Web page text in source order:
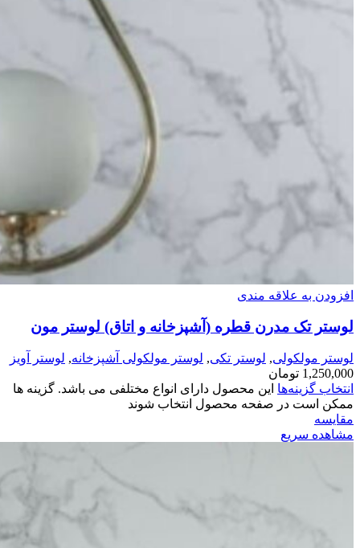
افزودن به علاقه مندی
لوستر تک مدرن قطره (آشپزخانه و اتاق) لوستر مون
لوستر مولکولی, لوستر تکی, لوستر مولکولی آشپزخانه, لوستر آویز
1,250,000 تومان
انتخاب گزینه‌ها این محصول دارای انواع مختلفی می باشد. گزینه ها
ممکن است در صفحه محصول انتخاب شوند
مقایسه
مشاهده سریع